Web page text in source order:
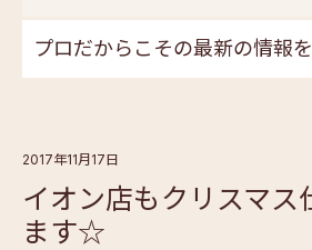
プロだからこその最新の情報
2017年11月17日
イオン店もクリスマス
ます☆